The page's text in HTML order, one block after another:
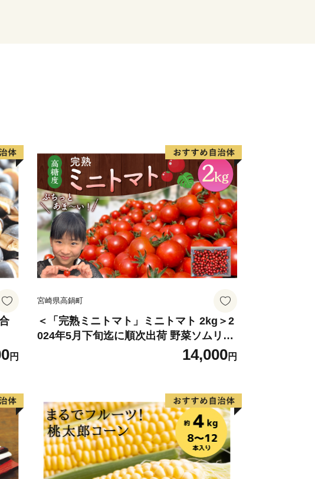
た。多くの人々を招き入れ、町発展への願いを込
努力、忍耐、飛躍』を象徴する ”柳に跳びつくか
をイメージし、「考える」「人をかえる」「町
へかえる」「栄える」という5つの”かえる”にひ
グしています。
産業】
候を活かし、ミニトマトなど野菜を中心として、
アワビ、トコブシ、海草等の採貝漁業がおこなわ
キ、タイ等を対象とした一本釣りやイワシ等を対
棒受け網）漁業、タチウオ、フグ等を対象とした
農林水産業が盛んな町です。
に染める「印南祭り」。毎年10月2日、日高地方
を切って行われる、宇杉八幡と山口八幡両神社の
礼は4台の屋台と神輿が勢いよく印南川に飛び込
が肩まで水につかりながら川を渡る勇ましい祭
円
宮崎県高鍋町
＜「完熟ミニトマト」ミニトマト 2kg＞2
024年5月下旬迄に順次出荷 野菜ソムリエ
サミット アルル・リリカ共に銀賞受
賞！！(2023年11月開催)1回食べてみらん
14,000円